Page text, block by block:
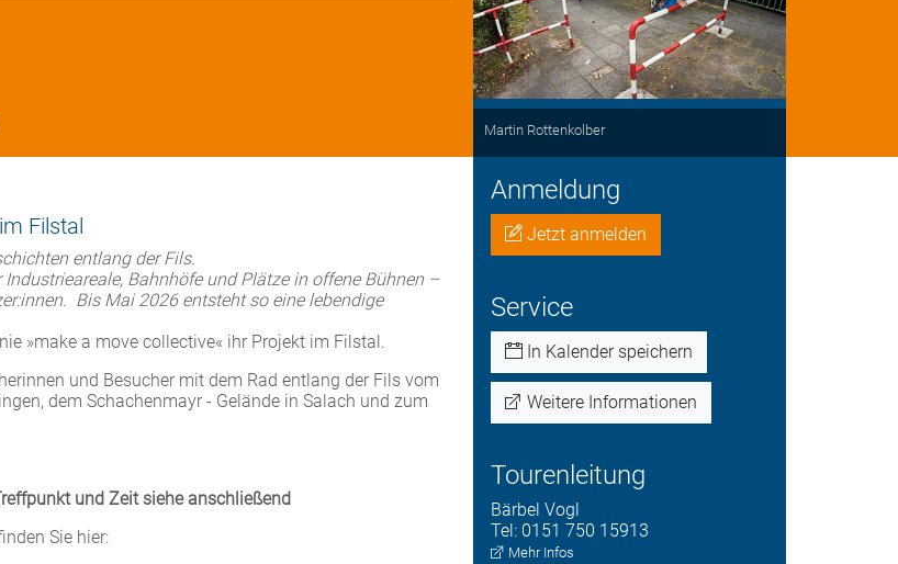
Martin Rottenkolber
Anmeldung
Jetzt anmelden
Service
In Kalender speichern
Weitere Informationen
Tourenleitung
Bärbel Vogl
Tel: 0151 750 15913
Mehr Infos
Filstal
entlang der Fils.
Bahnhöfe und Plätze in offene Bühnen –
Bis Mai 2026 entsteht so eine lebendige
»make a move collective« ihr Projekt im Filstal.
und Besucher mit dem Rad entlang der Fils vom
dem Schachenmayr - Gelände in Salach und zum
und Zeit siehe anschließend
Sie hier: